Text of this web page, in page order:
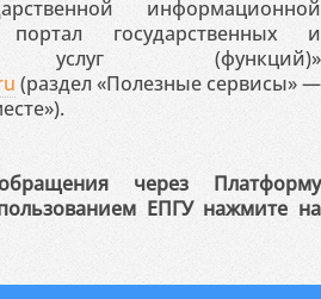
информационной
государственных и
услуг (функций)»
(раздел «Полезные сервисы» —
через Платформу
ЕПГУ нажмите на